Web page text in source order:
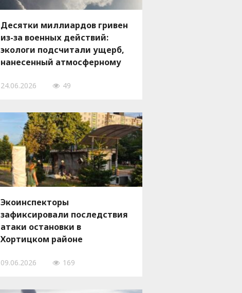
Десятки миллиардов гривен
из-за военных действий:
экологи подсчитали ущерб,
нанесенный атмосферному
области
24.06.2026 49
Экоинспекторы
зафиксировали последствия
атаки остановки в
Хортицком районе
09.06.2026 169